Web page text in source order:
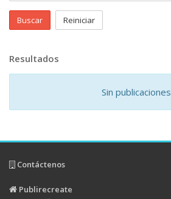
Buscar Reiniciar
Resultados
Sin publicaciones
Contáctenos
Publirecreate